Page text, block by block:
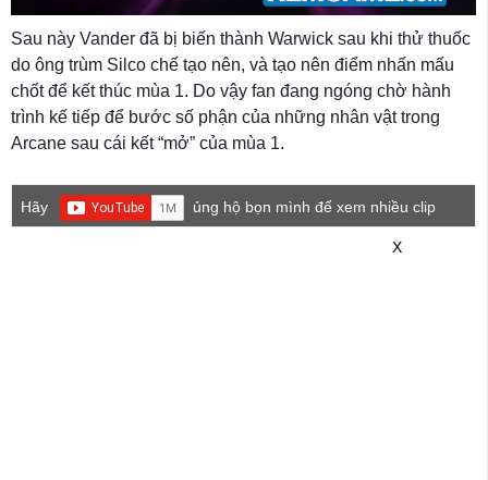
Sau này Vander đã bị biến thành Warwick sau khi thử thuốc
do ông trùm Silco chế tạo nên, và tạo nên điểm nhấn mấu
chốt để kết thúc mùa 1. Do vậy fan đang ngóng chờ hành
trình kế tiếp để bước số phận của những nhân vật trong
Arcane sau cái kết “mở” của mùa 1.
Hãy
ủng hộ bọn mình để xem nhiều clip
X